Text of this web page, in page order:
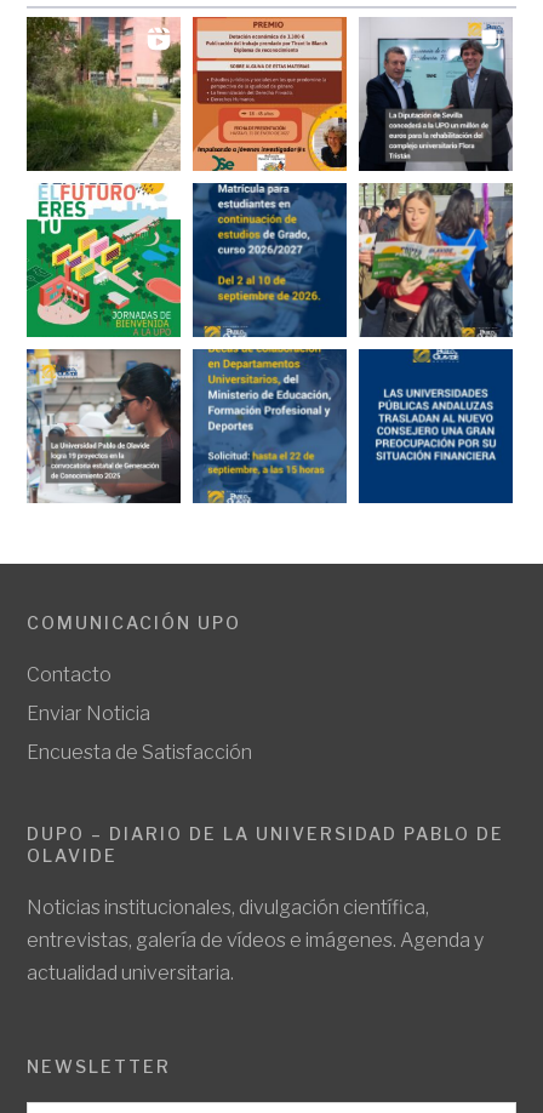
COMUNICACIÓN UPO
Contacto
Enviar Noticia
Encuesta de Satisfacción
DUPO – DIARIO DE LA UNIVERSIDAD PABLO DE
OLAVIDE
Noticias institucionales, divulgación científica,
entrevistas, galería de vídeos e imágenes. Agenda y
actualidad universitaria.
NEWSLETTER